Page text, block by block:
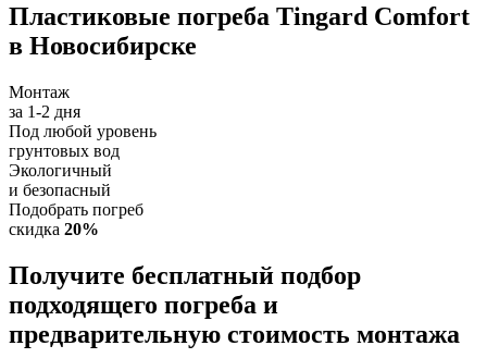
Пластиковые погреба Tingard Comfort
в Новосибирске
Монтаж
за 1-2 дня
Под любой уровень
грунтовых вод
Экологичный
и безопасный
Подобрать погреб
скидка 20%
Получите бесплатный подбор
подходящего погреба и
предварительную стоимость монтажа